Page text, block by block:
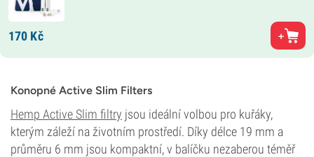
170 Kč
Konopné Active Slim Filters
Hemp Active Slim filtry jsou ideální volbou pro kuřáky,
kterým záleží na životním prostředí. Díky délce 19 mm a
průměru 6 mm jsou kompaktní, v balíčku nezaberou téměř